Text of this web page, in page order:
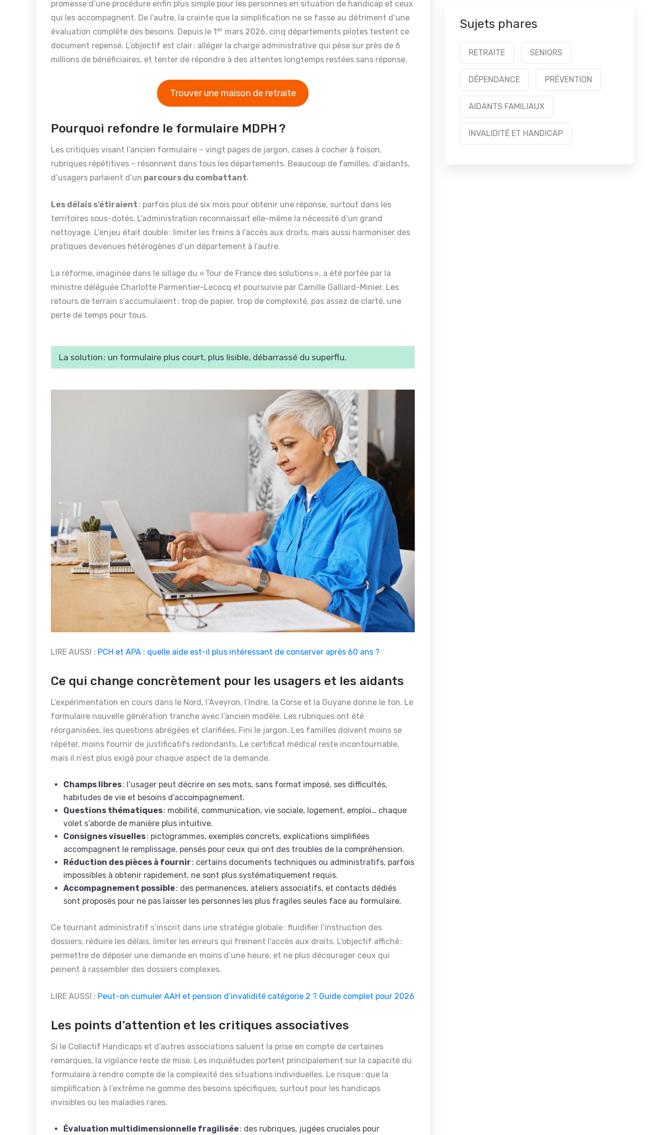
promesse d’une procédure enfin plus simple pour les personnes en situation de handicap et ceux
qui les accompagnent. De l’autre, la crainte que la simplification ne se fasse au détriment d’une
évaluation complète des besoins. Depuis le 1er mars 2026, cinq départements pilotes testent ce
document repensé. L’objectif est clair : alléger la charge administrative qui pèse sur près de 6
millions de bénéficiaires, et tenter de répondre à des attentes longtemps restées sans réponse.
Trouver une maison de retraite
Pourquoi refondre le formulaire MDPH ?
Les critiques visant l’ancien formulaire – vingt pages de jargon, cases à cocher à foison,
rubriques répétitives – résonnent dans tous les départements. Beaucoup de familles, d’aidants,
d’usagers parlaient d’un parcours du combattant.
Les délais s’étiraient : parfois plus de six mois pour obtenir une réponse, surtout dans les
territoires sous-dotés. L’administration reconnaissait elle-même la nécessité d’un grand
nettoyage. L’enjeu était double : limiter les freins à l’accès aux droits, mais aussi harmoniser des
pratiques devenues hétérogènes d’un département à l’autre.
La réforme, imaginée dans le sillage du « Tour de France des solutions », a été portée par la
ministre déléguée Charlotte Parmentier-Lecocq et poursuivie par Camille Galliard-Minier. Les
retours de terrain s’accumulaient : trop de papier, trop de complexité, pas assez de clarté, une
perte de temps pour tous.
La solution : un formulaire plus court, plus lisible, débarrassé du superflu.
LIRE AUSSI : PCH et APA : quelle aide est-il plus intéressant de conserver après 60 ans ?
Ce qui change concrètement pour les usagers et les aidants
L’expérimentation en cours dans le Nord, l’Aveyron, l’Indre, la Corse et la Guyane donne le ton. Le
formulaire nouvelle génération tranche avec l’ancien modèle. Les rubriques ont été
réorganisées, les questions abrégées et clarifiées. Fini le jargon. Les familles doivent moins se
répéter, moins fournir de justificatifs redondants. Le certificat médical reste incontournable,
mais il n’est plus exigé pour chaque aspect de la demande.
Champs libres: l’usager peut décrire en ses mots, sans format imposé, ses difficultés,
habitudes de vie et besoins d’accompagnement.
Questions thématiques: mobilité, communication, vie sociale, logement, emploi… chaque
volet s’aborde de manière plus intuitive.
Consignes visuelles: pictogrammes, exemples concrets, explications simplifiées
accompagnent le remplissage, pensés pour ceux qui ont des troubles de la compréhension.
Réduction des pièces à fournir : certains documents techniques ou administratifs, parfois
impossibles à obtenir rapidement, ne sont plus systématiquement requis.
Accompagnement possible: des permanences, ateliers associatifs, et contacts dédiés
sont proposés pour ne pas laisser les personnes les plus fragiles seules face au formulaire.
Ce tournant administratif s’inscrit dans une stratégie globale : fluidifier l’instruction des
dossiers, réduire les délais, limiter les erreurs qui freinent l’accès aux droits. L’objectif affiché :
permettre de déposer une demande en moins d’une heure, et ne plus décourager ceux qui
peinent à rassembler des dossiers complexes.
LIRE AUSSI : Peut-on cumuler AAH et pension d’invalidité catégorie 2 ? Guide complet pour 2026
Les points d’attention et les critiques associatives
Si le Collectif Handicaps et d’autres associations saluent la prise en compte de certaines
remarques, la vigilance reste de mise. Les inquiétudes portent principalement sur la capacité du
formulaire à rendre compte de la complexité des situations individuelles. Le risque : que la
simplification à l’extrême ne gomme des besoins spécifiques, surtout pour les handicaps
invisibles ou les maladies rares.
Évaluation multidimensionnelle fragilisée: des rubriques, jugées cruciales pour
Sujets phares
RETRAITE SENIORS
DÉPENDANCE PRÉVENTION
AIDANTS FAMILIAUX
INVALIDITÉ ET HANDICAP